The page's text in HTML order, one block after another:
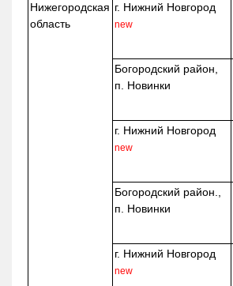
Нижегородская
область
г. Нижний Новгород
new
Богородский район,
п. Новинки
г. Нижний Новгород
new
Богородский район.,
п. Новинки
г. Нижний Новгород
new